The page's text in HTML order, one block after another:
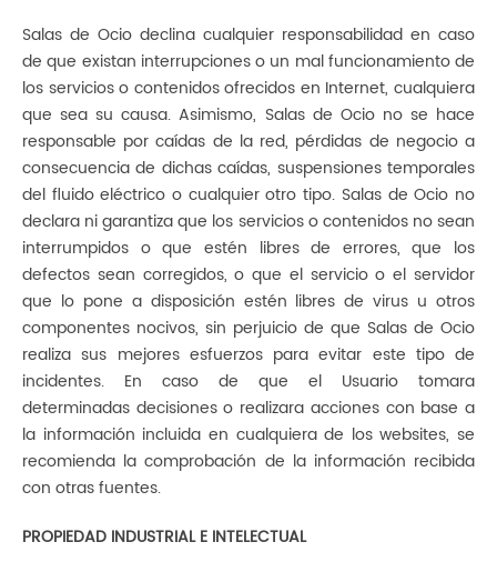
Salas de Ocio declina cualquier responsabilidad en caso
de que existan interrupciones o un mal funcionamiento de
los servicios o contenidos ofrecidos en Internet, cualquiera
que sea su causa. Asimismo, Salas de Ocio no se hace
responsable por caídas de la red, pérdidas de negocio a
consecuencia de dichas caídas, suspensiones temporales
del fluido eléctrico o cualquier otro tipo. Salas de Ocio no
declara ni garantiza que los servicios o contenidos no sean
interrumpidos o que estén libres de errores, que los
defectos sean corregidos, o que el servicio o el servidor
que lo pone a disposición estén libres de virus u otros
componentes nocivos, sin perjuicio de que Salas de Ocio
realiza sus mejores esfuerzos para evitar este tipo de
incidentes. En caso de que el Usuario tomara
determinadas decisiones o realizara acciones con base a
la información incluida en cualquiera de los websites, se
recomienda la comprobación de la información recibida
con otras fuentes.
PROPIEDAD INDUSTRIAL E INTELECTUAL